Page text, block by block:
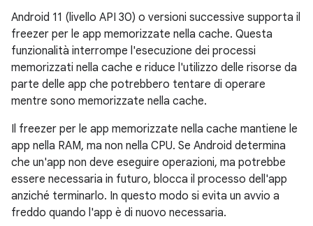
Android 11 (livello API 30) o versioni successive supporta il
freezer per le app memorizzate nella cache. Questa
funzionalità interrompe l'esecuzione dei processi
memorizzati nella cache e riduce l'utilizzo delle risorse da
parte delle app che potrebbero tentare di operare
mentre sono memorizzate nella cache.
Il freezer per le app memorizzate nella cache mantiene le
app nella RAM, ma non nella CPU. Se Android determina
che un'app non deve eseguire operazioni, ma potrebbe
essere necessaria in futuro, blocca il processo dell'app
anziché terminarlo. In questo modo si evita un avvio a
freddo quando l'app è di nuovo necessaria.